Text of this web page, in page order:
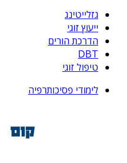
גזלייטינג
ייעוץ זוגי
הדרכת הורים
DBT
טיפול זוגי
לימודי פסיכותרפיה